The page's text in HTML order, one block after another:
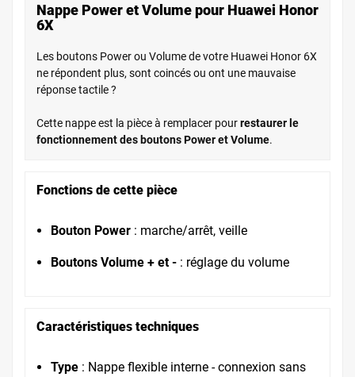
Nappe Power et Volume pour Huawei Honor
6X
Les boutons Power ou Volume de votre Huawei Honor 6X
ne répondent plus, sont coincés ou ont une mauvaise
réponse tactile ?
Cette nappe est la pièce à remplacer pourrestaurer le
fonctionnement des boutons Power et Volume.
Fonctions de cette pièce
Bouton Power : marche/arrêt, veille
Boutons Volume + et - : réglage du volume
Caractéristiques techniques
Type : Nappe flexible interne - connexion sans